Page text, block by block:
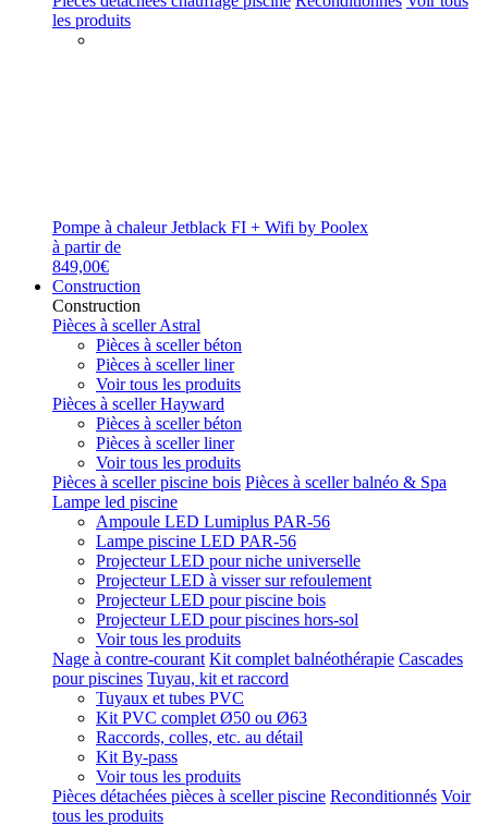
les produits
Pompe à chaleur Jetblack FI + Wifi by Poolex
à partir de
849,00€
Construction
Construction
Pièces à sceller Astral
Pièces à sceller béton
Pièces à sceller liner
Voir tous les produits
Pièces à sceller Hayward
Pièces à sceller béton
Pièces à sceller liner
Voir tous les produits
Pièces à sceller piscine bois Pièces à sceller balnéo & Spa
Lampe led piscine
Ampoule LED Lumiplus PAR-56
Lampe piscine LED PAR-56
Projecteur LED pour niche universelle
Projecteur LED à visser sur refoulement
Projecteur LED pour piscine bois
Projecteur LED pour piscines hors-sol
Voir tous les produits
Nage à contre-courant Kit complet balnéothérapie Cascades
pour piscines Tuyau, kit et raccord
Tuyaux et tubes PVC
Kit PVC complet Ø50 ou Ø63
Raccords, colles, etc. au détail
Kit By-pass
Voir tous les produits
Pièces détachées pièces à sceller piscine Reconditionnés Voir
tous les produits